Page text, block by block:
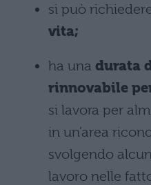
si può
vita;
ha una durata
rinnovabile
si lavora per
in un’area
svolgendo
lavoro nelle